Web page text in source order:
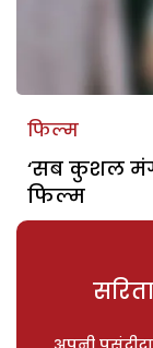
फिल्म
‘सब कुशल
फिल्म